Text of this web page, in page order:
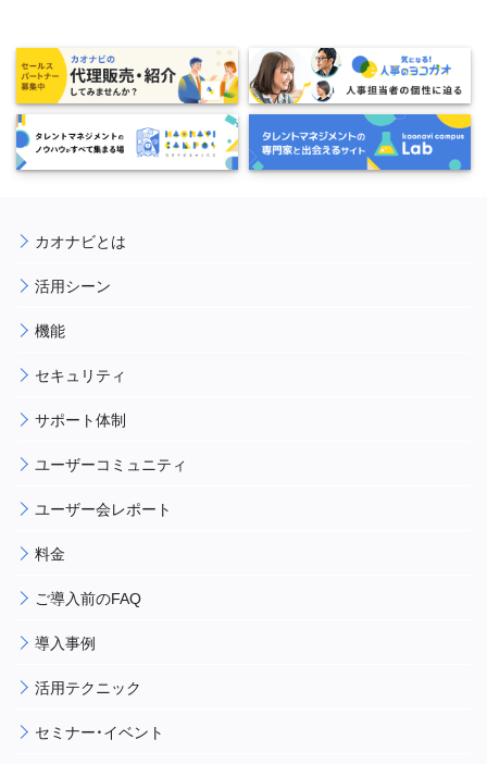
カオナビとは
活用シーン
機能
セキュリティ
サポート体制
ユーザーコミュニティ
ユーザー会レポート
料金
ご導入前のFAQ
導入事例
活用テクニック
セミナー・イベント